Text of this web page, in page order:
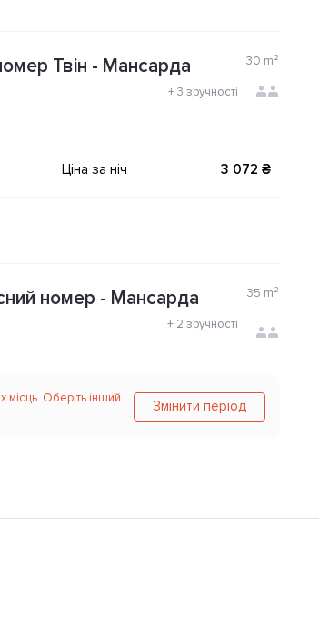
Твін - Мансарда 30 m²
+3 зручності
Ціна за ніч 3 072 ₴
номер - Мансарда 35 m²
+ 2 зручності
місць. Оберіть інший
Змінити період